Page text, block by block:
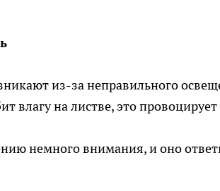
из-за неправильного
влагу на листве, это
немного внимания, и оно